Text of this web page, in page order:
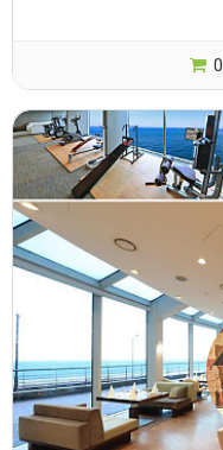
0